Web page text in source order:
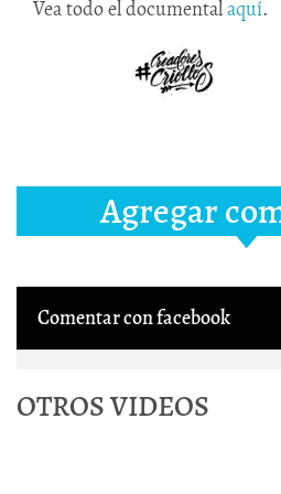
Vea todo el documentalaquí.
Agregar
Comentar con facebook
OTROS VIDEOS